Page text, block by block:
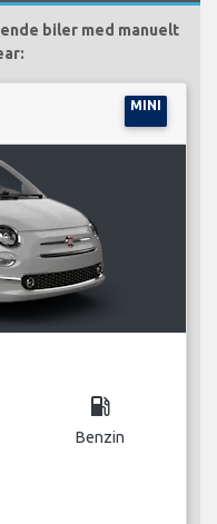
biler med manuelt
MINI
local_gas_station
Benzin